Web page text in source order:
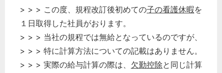
> > > この度、規程改訂後初めての子の看護休暇を
１日取得した社員がおります。
> > > 当社の規程では無給となっているのですが、
> > > 特に計算方法についての記載はありません。
> > > 実際の給与計算の際は、 欠勤控除と同じ計算